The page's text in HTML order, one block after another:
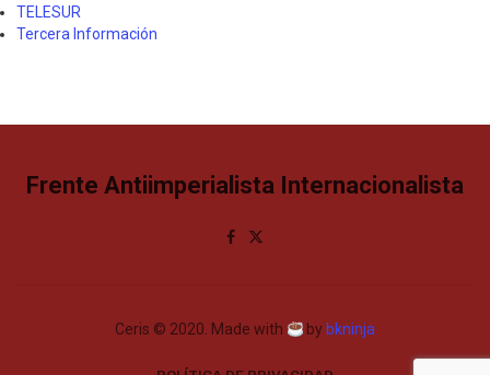
TELESUR
Tercera Información
Frente Antiimperialista Internacionalista
Ceris © 2020. Made with by bkninja